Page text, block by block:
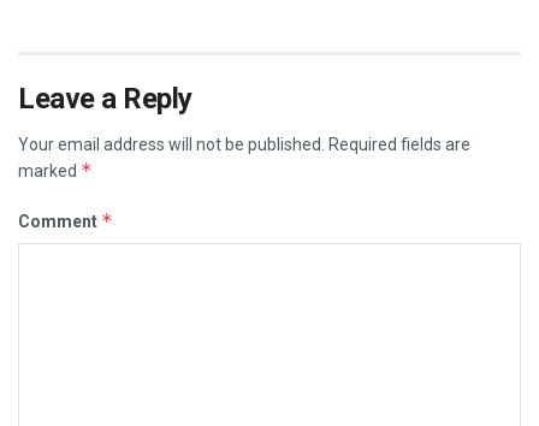
Leave a Reply
Your email address will not be published.
Required fields are
marked *
Comment *